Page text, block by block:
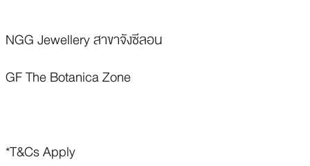
NGG Jewellery สาขาจังซีลอน
GF The Botanica Zone
*T&Cs Apply